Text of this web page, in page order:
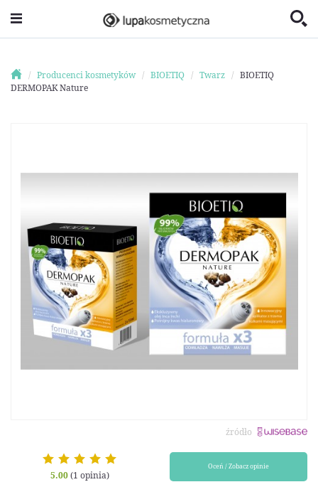
Producenci kosmetyków BIOETIQ Twarz
BIOETIQ
DERMOPAK Nature
źródło
5.00(1 opinia)
Oceń / Zobacz opinie